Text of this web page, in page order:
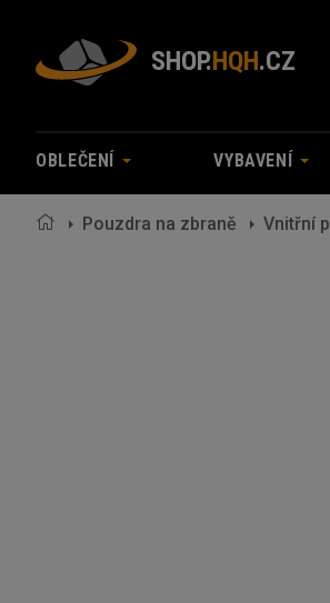
SHOP.HQH.CZ
OBLEČENÍ VYBAVENÍ
Pouzdra na zbraně Vnitřní